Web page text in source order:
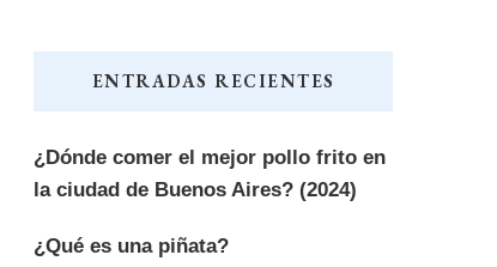
ENTRADAS RECIENTES
¿Dónde comer el mejor pollo frito en
la ciudad de Buenos Aires? (2024)
¿Qué es una piñata?